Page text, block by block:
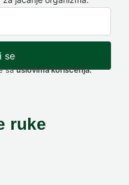
se
sauslovima korišćenja.
ruke